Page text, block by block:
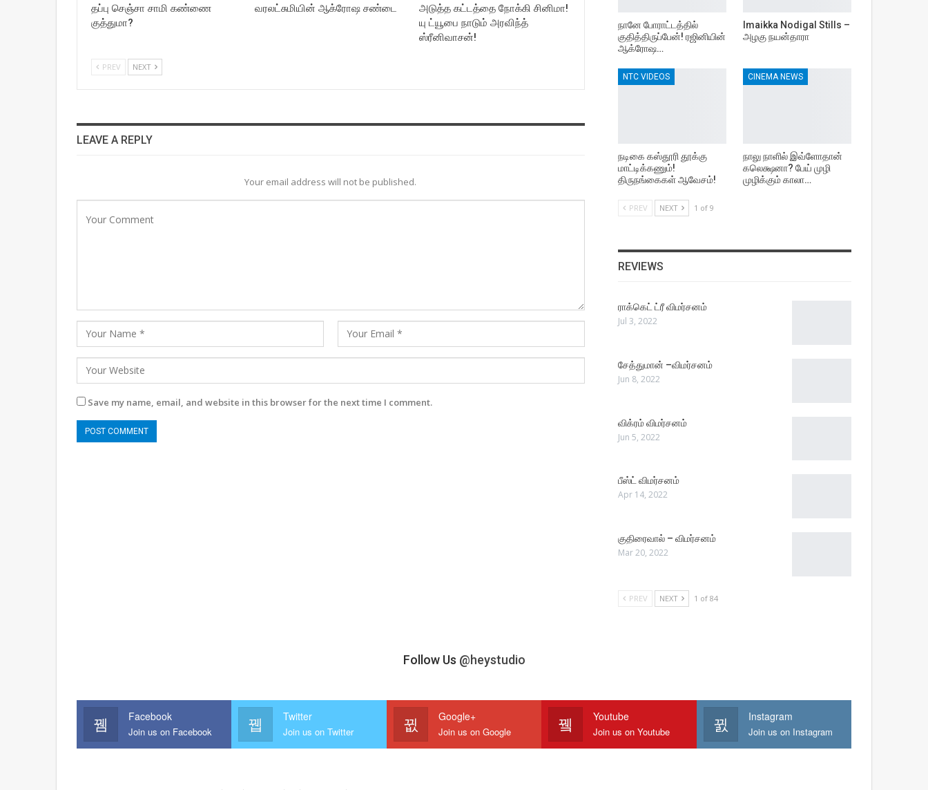
தப்பு செஞ்சா சாமி கண்ணை
குத்துமா?
வரலட்சுமியின் ஆக்ரோஷ சண்டை
அடுத்த கட்டத்தை நோக்கி சினிமா!
யு ட்யூபை நாடும் அரவிந்த்
ஸ்ரீனிவாசன்!
PREV NEXT
LEAVE A REPLY
Your email address will not be published.
Save my name, email, and website in this browser for the next time I comment.
நானே போராட்டத்தில்
குதித்திருப்பேன்! ரஜினியின்
ஆக்ரோஷ…
Imaikka Nodigal Stills –
அழகு நயன்தாரா
NTC VIDEOS
நடிகை கஸ்தூரி தூக்கு
மாட்டிக்கணும்!
திருநங்கைகள் ஆவேசம்!
CINEMA NEWS
நாலு நாளில் இவ்ளோதான்
கலெக்ஷனா? பேய் முழி
முழிக்கும் காலா…
PREV NEXT 1 of 9
REVIEWS
ராக்கெட் ட்ரீ விமர்சனம்
Jul 3, 2022
சேத்துமான் –விமர்சனம்
Jun 8, 2022
விக்ரம் விமர்சனம்
Jun 5, 2022
பீஸ்ட் விமர்சனம்
Apr 14, 2022
குதிரைவால் – விமர்சனம்
Mar 20, 2022
PREV NEXT 1 of 84
Follow Us @heystudio
Facebook
Join us on Facebook
Twitter
Join us on Twitter
Google+
Join us on Google
Youtube
Join us on Youtube
Instagram
Join us on Instagram